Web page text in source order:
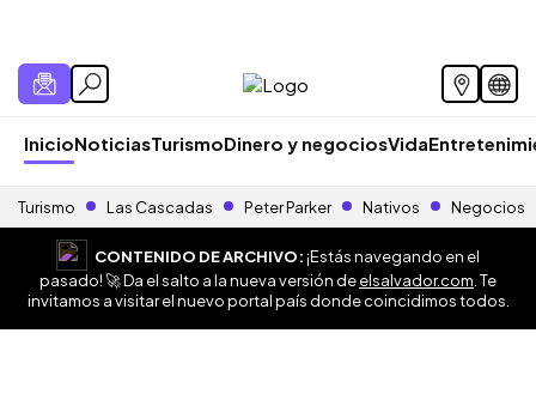
InicioNoticiasTurismoDinero y negociosVida
Turismo Las Cascadas Peter Parker Nativos Negocios
CONTENIDO DE ARCHIVO:¡Estás navegando en el
pasado! 🚀 Da el salto a la nueva versión deelsalvador.com . Te
invitamos a visitar el nuevo portal país donde coincidimos todos.